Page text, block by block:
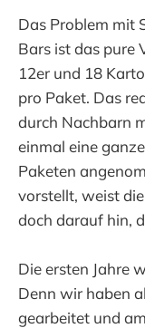
Das Problem mit
Bars ist das pure
12er und 18
pro Paket. Das
durch Nachbarn
einmal eine
Paketen
vorstellt, weist
doch darauf hin,
Die ersten Jahre
Denn wir haben
gearbeitet und